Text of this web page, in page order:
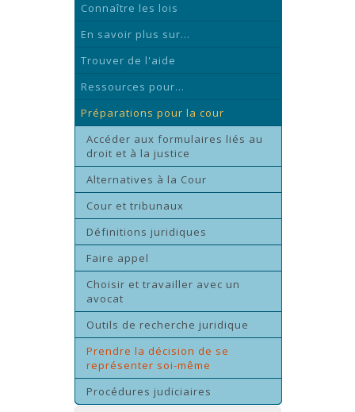
Connaître les lois
En savoir plus sur...
Trouver de l'aide
Ressources pour...
Préparations pour la cour
Accéder aux formulaires liés au
droit et à la justice
Alternatives à la Cour
Cour et tribunaux
Définitions juridiques
Faire appel
Choisir et travailler avec un
avocat
Outils de recherche juridique
Prendre la décision de se
représenter soi-même
Procédures judiciaires